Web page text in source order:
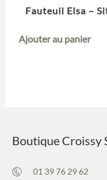
Fauteuil Elsa –
Ajouter au panier
Boutique Croissy
01 39 76 29 62